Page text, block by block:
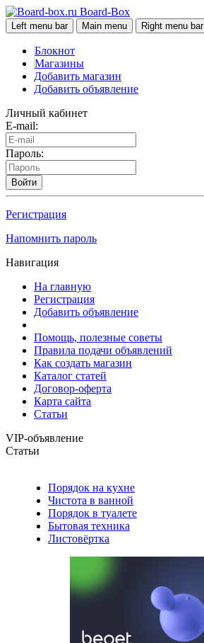
Board-Box
Left menu bar Main menu Right menu bar
Блокнот
Магазины
Добавить магазин
Добавить объявление
Личный кабинет
E-mail:
Пароль:
Войти
Регистрация
Напомнить пароль
Навигация
На главную
Регистрация
Добавить объявление
Помощь, полезные советы
Правила подачи объявлений
Как создать магазин
Каталог статей
Договор-оферта
Карта сайта
Статьи
VIP-объявление
Статьи
Порядок на кухне
Чистота в ванной
Порядок в туалете
Бытовая техника
Листовёртка